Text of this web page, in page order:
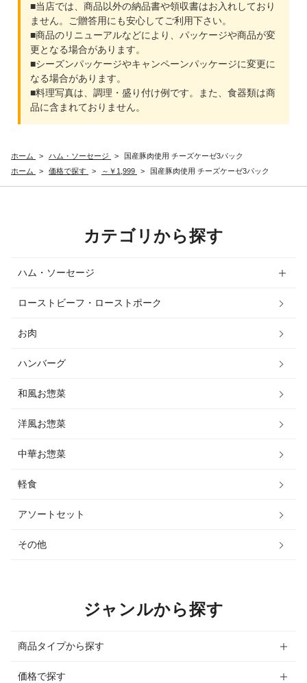
■当店では、商品以外の納品書や領収書はお入れしており
ません。ご贈答用にも安心してご利用下さい。
■商品のリニューアルなどにより、パッケージや商品が変
更となる場合があります。
■シーズンパッケージやキャンペーンパッケージに変更に
なる場合があります。
■料理写真は、調理・盛り付け例です。また、食器類は商
品に含まれておりません。
ホーム > ハム・ソーセージ >
国産豚肉使用 チーズケーゼ3パック
ホーム
> 価格で探す > ～￥1,999 > 国産豚肉使用 チーズケーゼ3パック
カテゴリから探す
ハム・ソーセージ
ローストビーフ・ローストポーク
お肉
ハンバーグ
和風お惣菜
洋風お惣菜
中華お惣菜
軽食
アソートセット
その他
ジャンルから探す
商品タイプから探す
価格で探す